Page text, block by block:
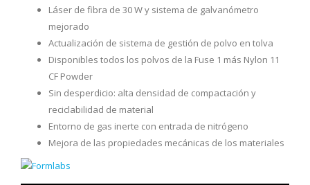
Láser de fibra de 30 W y sistema de galvanómetro
mejorado
Actualización de sistema de gestión de polvo en tolva
Disponibles todos los polvos de la Fuse 1 más Nylon 11
CF Powder
Sin desperdicio: alta densidad de compactación y
reciclabilidad de material
Entorno de gas inerte con entrada de nitrógeno
Mejora de las propiedades mecánicas de los materiales